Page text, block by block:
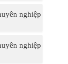
nghiệp
nghiệp